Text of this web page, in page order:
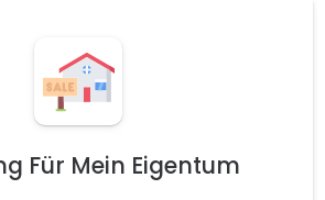
Für Mein Eigentum